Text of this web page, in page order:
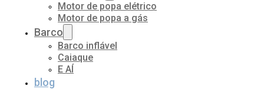
Motor de popa elétrico
Motor de popa a gás
Barco
Barco inflável
Caiaque
E AÍ
blog